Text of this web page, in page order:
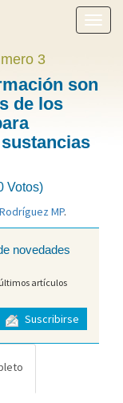
menú
3
son
de los
Votos)
MP.
novedades
artículos
Suscribirse